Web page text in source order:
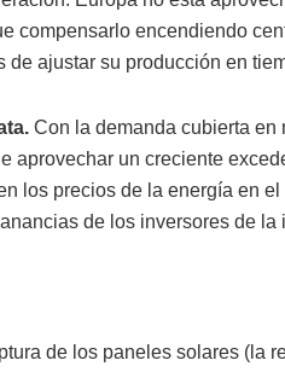
compensarlo encendiendo
de ajustar su producción en
Con la demanda cubierta en
aprovechar un creciente
los precios de la energía en
de los inversores de la
de los paneles solares (la